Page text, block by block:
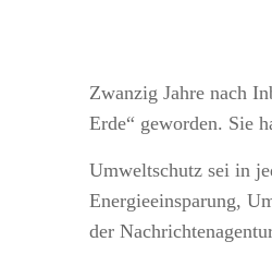
Zwanzig Jahre nach
Erde“ geworden. Sie
Umweltschutz sei in
Energieeinsparung,
der